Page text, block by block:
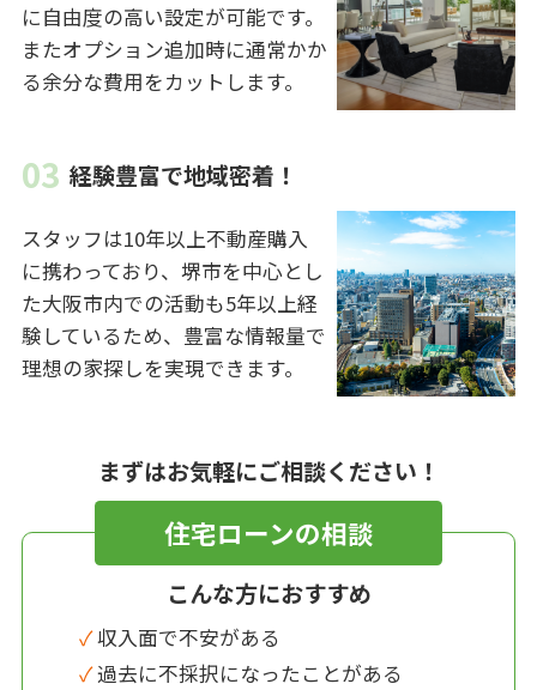
に自由度の高い設定が可能です。
またオプション追加時に通常かか
る余分な費用をカットします。
経験豊富で地域密着！
スタッフは10年以上不動産購入
に携わっており、堺市を中心とし
た大阪市内での活動も5年以上経
験しているため、豊富な情報量で
理想の家探しを実現できます。
まずはお気軽にご相談ください！
住宅ローンの相談
こんな方におすすめ
✓ 収入面で不安がある
✓ 過去に不採択になったことがある